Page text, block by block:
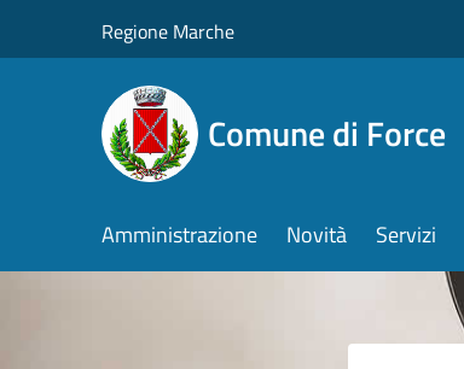
Regione Marche
Comune di Force
Amministrazione Novità Servizi